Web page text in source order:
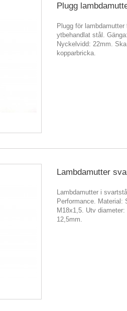
Plugg
Plugg för lambdamutter
ytbehandlat stål.
Nyckelvidd: 22mm.
kopparbricka.
Lambdamutter
Lambdamutter i
Performance. Material:
M18x1,5. Utv
12,5mm.